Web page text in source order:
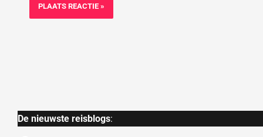
De nieuwste reisblogs: